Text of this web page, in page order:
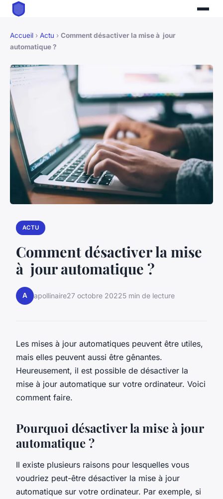
Accueil › Actu › Comment désactiver la mise à jour
automatique ?
ACTU
Comment désactiver la mise
à jour automatique ?
A apollinaire27 octobre 20225 min de lecture
Les mises à jour automatiques peuvent être utiles,
mais elles peuvent aussi être gênantes.
Heureusement, il est possible de désactiver la
mise à jour automatique sur votre ordinateur. Voici
comment faire.
Pourquoi désactiver la mise à jour
automatique ?
Il existe plusieurs raisons pour lesquelles vous
voudriez peut-être désactiver la mise à jour
automatique sur votre ordinateur. Par exemple, si